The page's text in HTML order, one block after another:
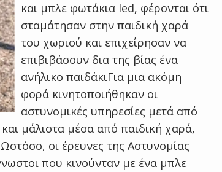
και μπλε φωτάκια led, φέρονται ότι
σταμάτησαν στην παιδική χαρά
του χωριού και επιχείρησαν να
επιβιβάσουν δια της βίας ένα
ανήλικο παιδάκιΓια μια ακόμη
φορά κινητοποιήθηκαν οι
αστυνομικές υπηρεσίες μετά από
μάλιστα μέσα από παιδική χαρά,
οι έρευνες της Αστυνομίας
που κινούνταν με ένα μπλε